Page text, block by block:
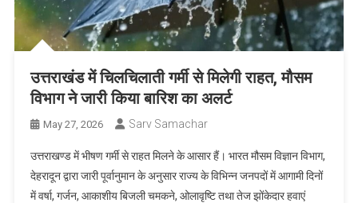
उत्तराखंड में चिलचिलाती गर्मी से मिलेगी राहत, मौसम
विभाग ने जारी किया बारिश का अलर्ट
May 27, 2026 Sarv Samachar
उत्तराखण्ड में भीषण गर्मी से राहत मिलने के आसार हैं। भारत मौसम विज्ञान विभाग,
देहरादून द्वारा जारी पूर्वानुमान के अनुसार राज्य के विभिन्न जनपदों में आगामी दिनों
में वर्षा, गर्जन, आकाशीय बिजली चमकने, ओलावृष्टि तथा तेज झोंकेदार हवाएं